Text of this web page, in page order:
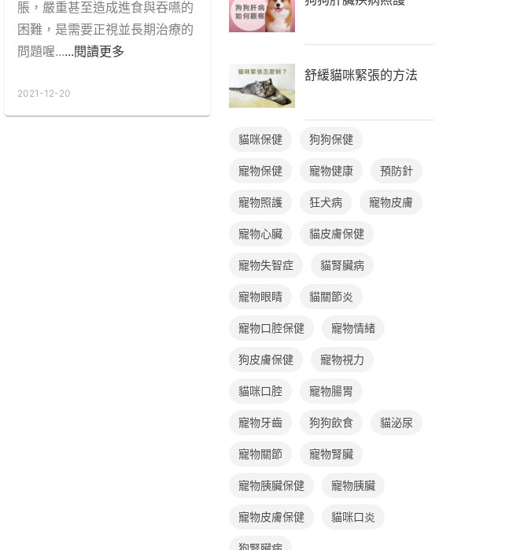
脹，嚴重甚至造成進食與吞嚥的
困難，是需要正視並長期治療的
問題喔......閱讀更多
2021-12-20
舒緩貓咪緊張的方法
貓咪保健 狗狗保健
寵物保健 寵物健康 預防針
寵物照護 狂犬病 寵物皮膚
寵物心臟 貓皮膚保健
寵物失智症 貓腎臟病
寵物眼睛 貓關節炎
寵物口腔保健 寵物情緒
狗皮膚保健 寵物視力
貓咪口腔 寵物腸胃
寵物牙齒 狗狗飲食 貓泌尿
寵物關節 寵物腎臟
寵物胰臟保健 寵物胰臟
寵物皮膚保健 貓咪口炎